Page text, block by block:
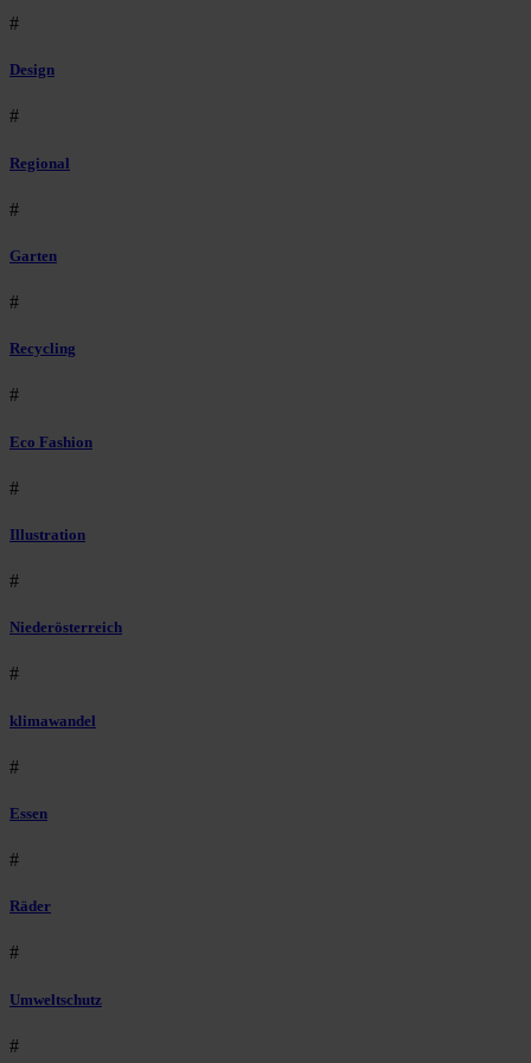
#
Design
#
Regional
#
Garten
#
Recycling
#
Eco Fashion
#
Illustration
#
Niederösterreich
#
klimawandel
#
Essen
#
Räder
#
Umweltschutz
#